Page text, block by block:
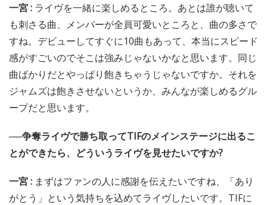
一宮 : ライヴを一緒に楽しめるところ。あとは誰が聴いて
も刺さる曲、メンバーが全員可愛いところと、曲の多さで
すね。デビューしてすぐに10曲もあって、本当にスピード
感がすごいのでそこは強みじゃないかなと思います。同じ
曲ばかりだとやっぱり飽きちゃうじゃないですか。それを
ジャムズは飽きさせないというか、みんなが楽しめるグル
ープだと思います。
──争奪ライヴで勝ち取ってTIFのメインステージに出るこ
とができたら、どういうライヴを見せたいですか?
一宮 : まずはファンの人に感謝を伝えたいですね、「あり
がとう」という気持ちを込めてライヴしたいです。TIFに